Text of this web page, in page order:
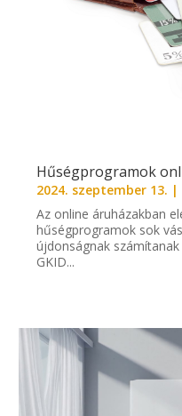
Hűségprogramok
2024. szeptember 13. |
Az online áruházakban
hűségprogramok sok
újdonságnak
GKID...